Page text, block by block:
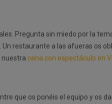
Pregunta sin miedo por la
restaurante a las afueras os
nuestra cena con espectáculo en
que os ponéis el equipo y os